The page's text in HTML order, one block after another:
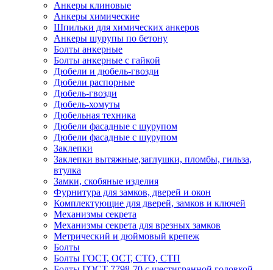
Анкеры клиновые
Анкеры химические
Шпильки для химических анкеров
Анкеры шурупы по бетону
Болты анкерные
Болты анкерные с гайкой
Дюбели и дюбель-гвозди
Дюбели распорные
Дюбель-гвозди
Дюбель-хомуты
Дюбельная техника
Дюбели фасадные с шурупом
Дюбели фасадные с шурупом
Заклепки
Заклепки вытяжные,заглушки, пломбы, гильза,
втулка
Замки, скобяные изделия
Фурнитура для замков, дверей и окон
Комплектующие для дверей, замков и ключей
Механизмы секрета
Механизмы секрета для врезных замков
Метрический и дюймовый крепеж
Болты
Болты ГОСТ, ОСТ, СТО, СТП